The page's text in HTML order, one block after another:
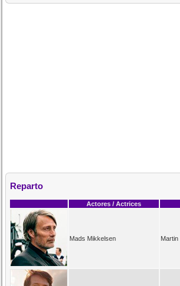
Reparto
Actores / Actrices
Mads Mikkelsen Martin